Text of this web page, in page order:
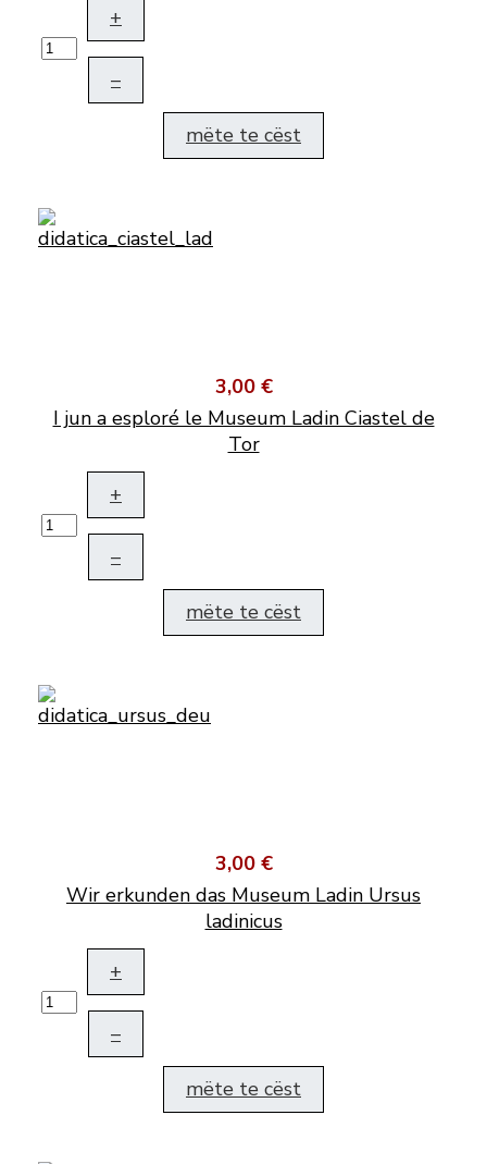
+
–
mëte te cëst
3,00 €
I jun a esploré le Museum Ladin Ciastel de
Tor
+
–
mëte te cëst
3,00 €
Wir erkunden das Museum Ladin Ursus
ladinicus
+
–
mëte te cëst